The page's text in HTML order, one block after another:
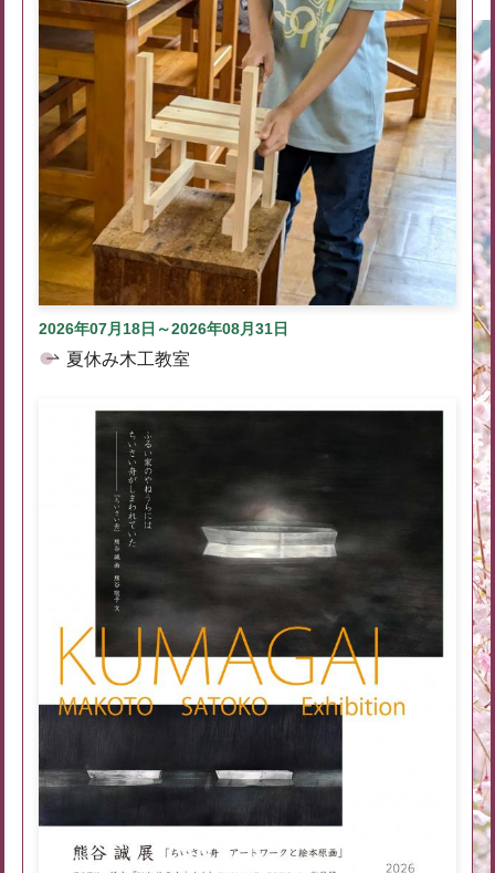
2026年07月18日～2026年08月31日
夏休み木工教室